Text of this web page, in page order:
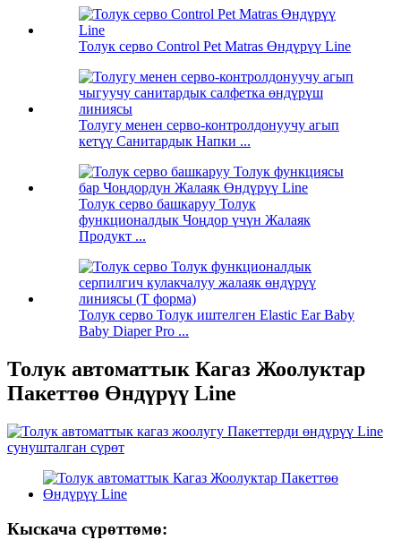
Толук серво Control Pet Matras Өндүрүү Line
Толугу менен серво-контролдонуучу агып
кетүү Санитардык Напки ...
Толук серво башкаруу Толук
функционалдык Чоңдор үчүн Жалаяк
Продукт ...
Толук серво Толук иштелген Elastic Ear Baby
Baby Diaper Pro ...
Толук автоматтык Кагаз Жоолуктар
Пакеттөө Өндүрүү Line
Кыскача сүрөттөмө: